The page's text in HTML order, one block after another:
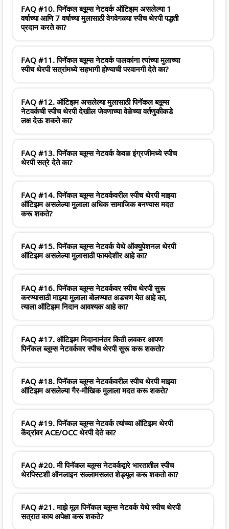
FAQ #10. पिनॅकल ब्लूम्स नेटवर्क ऑटिझम असलेल्या 1
वर्षाच्या आणि 7 वर्षाच्या मुलासाठी वेगवेगळ्या स्पीच थेरपी पद्धती
प्रदान करते का?
FAQ #11. पिनॅकल ब्लूम्स नेटवर्क पालकांना त्यांच्या मुलाच्या
स्पीच थेरपी सत्रांमध्ये सहभागी होण्याची परवानगी देते का?
FAQ #12. ऑटिझम असलेल्या मुलासाठी पिनॅकल ब्लूम्स
नेटवर्कची स्पीच थेरपी देखील जेवणाच्या वेळेच्या वर्तणुकीकडे
लक्ष देऊ शकते का?
FAQ #13. पिनॅकल ब्लूम्स नेटवर्क केवळ इंग्रजीमध्ये स्पीच
थेरपी सत्रे देते का?
FAQ #14. पिनॅकल ब्लूम्स नेटवर्कवरील स्पीच थेरपी माझ्या
ऑटिझम असलेल्या मुलाला अधिक सामाजिक बनण्यास मदत
करू शकते?
FAQ #15. पिनॅकल ब्लूम्स नेटवर्क येथे ऑक्युपेशनल थेरपी
ऑटिझम असलेल्या मुलासाठी फायदेशीर आहे का?
FAQ #16. पिनॅकल ब्लूम्स नेटवर्कवर स्पीच थेरपी सुरू
करण्यासाठी माझ्या मुलाला बोलण्यात अडचण येत आहे का,
त्याला ऑटिझम निदान आवश्यक आहे का?
FAQ #17. ऑटिझम निदानानंतर किती लवकर आपण
पिनॅकल ब्लूम्स नेटवर्कवर स्पीच थेरपी सुरू करू शकतो?
FAQ #18. पिनॅकल ब्लूम्स नेटवर्कवरील स्पीच थेरपी माझ्या
ऑटिझम असलेल्या गैर-मौखिक मुलाला मदत करू शकते?
FAQ #19. पिनॅकल ब्लूम्स नेटवर्क त्यांच्या ऑटिझम थेरपी
केंद्रांवर ACE/OCC थेरपी देते का?
FAQ #20. मी पिनॅकल ब्लूम्स नेटवर्कद्वारे भारतातील स्पीच
थेरपिस्टशी ऑनलाइन सल्लामसलत शेड्यूल करू शकतो का?
FAQ #21. माझे मूल पिनॅकल ब्लूम्स नेटवर्क येथे स्पीच थेरपी
सत्रात काय अपेक्षा करू शकते?